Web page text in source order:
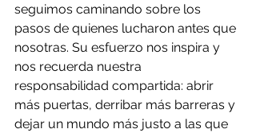
seguimos caminando sobre los
pasos de quienes lucharon antes que
nosotras. Su esfuerzo nos inspira y
nos recuerda nuestra
responsabilidad compartida: abrir
más puertas, derribar más barreras y
dejar un mundo más justo a las que